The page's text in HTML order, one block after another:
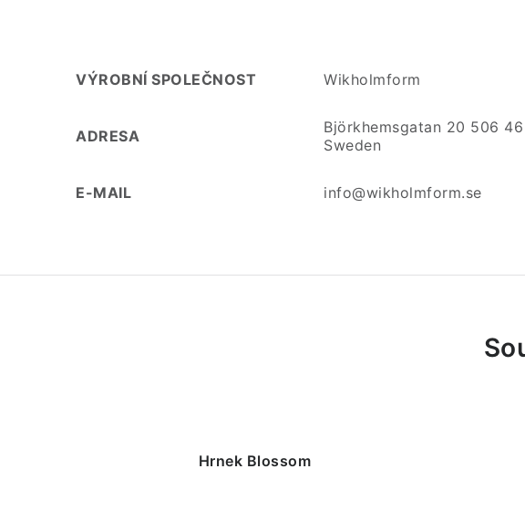
VÝROBNÍ SPOLEČNOST Wikholmform
ADRESA
Björkhemsgatan 20 506 46
Sweden
E-MAIL info@wikholmform.se
Hrnek Blossom